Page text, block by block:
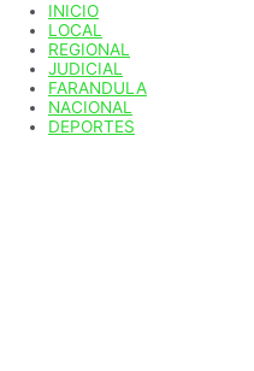
INICIO
LOCAL
REGIONAL
JUDICIAL
FARANDULA
NACIONAL
DEPORTES